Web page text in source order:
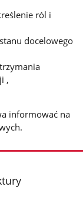
ról i
docelowego
,
informować na